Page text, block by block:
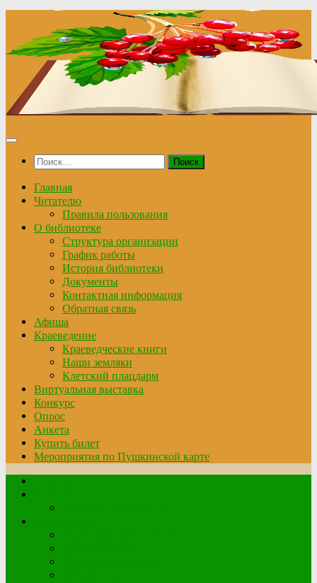
содержимому
Найти:
Главная
Читателю
Правила пользования
О библиотеке
Структура организации
График работы
История библиотеки
Документы
Контактная информация
Обратная связь
Афиша
Краеведение
Краеведческие книги
Наши земляки
Клетский плацдарм
Виртуальная выставка
Конкурс
Опрос
Анкета
Купить билет
Мероприятия по Пушкинской карте